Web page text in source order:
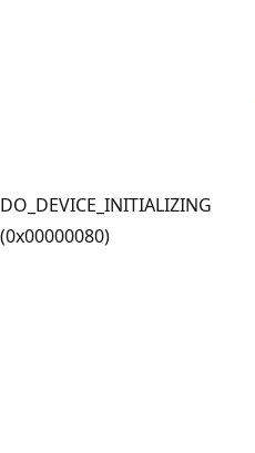
DO_DEVICE_INITIALIZING
(0x00000080)